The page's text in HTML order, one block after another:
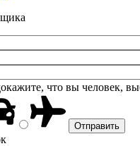
что вы человек,